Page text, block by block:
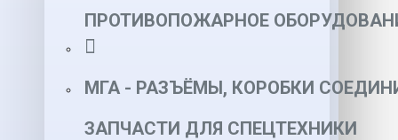
ПРОТИВОПОЖАРНОЕ
МГА - РАЗЪЁМЫ, КОРОБКИ
ЗАПЧАСТИ ДЛЯ СПЕЦТЕХНИКИ